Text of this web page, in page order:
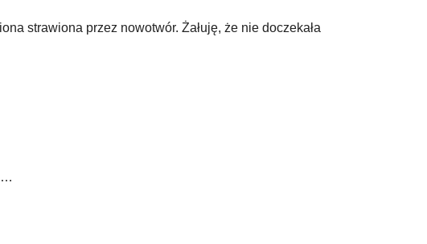
strawiona przez nowotwór. Żałuję, że nie doczekała